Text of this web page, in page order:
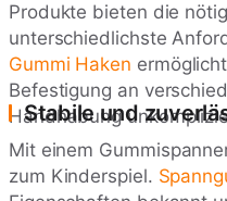
Produkte bieten die
unterschiedlichste
Gummi Haken
Befestigung an
Handhabung
Stabile und
Mit einem
zum Kinderspiel.